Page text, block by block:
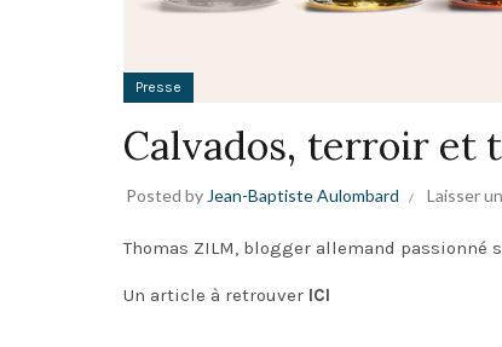
Presse
Calvados, terroir et
Posted by Jean-Baptiste Aulombard Laisser
Thomas ZILM, blogger allemand passionné
Un article à retrouver ICI